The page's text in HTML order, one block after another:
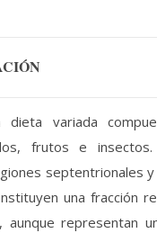
dieta variada
frutos e
septentrionales
una fracción
representan